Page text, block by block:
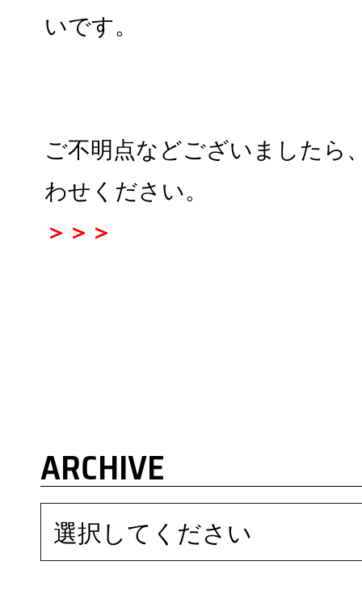
いです。
ご不明点などございましたら
わせください。
＞＞＞
ARCHIVE
選択してください